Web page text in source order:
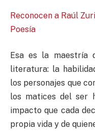
Reconocen a Raúl
Poesía
Esa es la maestría
literatura: la
los personajes que
los matices del ser
impacto que cada
propia vida y de